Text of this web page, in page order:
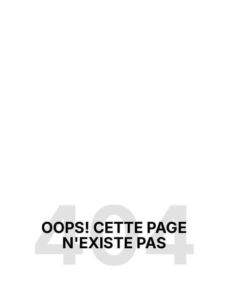
404
OOPS! CETTE PAGE
N'EXISTE PAS